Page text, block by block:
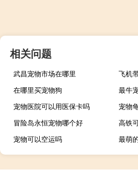
相关问题
武昌宠物市场在哪里
飞机
在哪里买宠物狗
最牛
宠物医院可以用医保卡吗
宠物
冒险岛永恒宠物哪个好
高铁
宠物可以空运吗
最萌